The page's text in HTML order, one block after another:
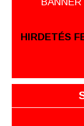
HIRDETÉS